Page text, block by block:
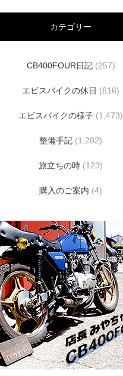
カテゴリー
CB400FOUR日記(257)
エビスバイクの休日 (616)
エビスバイクの様子 (1,473)
整備手記 (1,282)
旅立ちの時 (123)
購入のご案内 (4)